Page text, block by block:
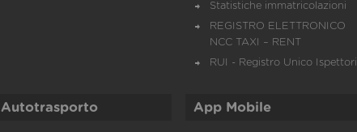
Statistiche immatricolazioni
REGISTRO ELETTRONICO
NCC TAXI – RENT
RUI - Registro Unico Ispettori
Autotrasporto App Mobile